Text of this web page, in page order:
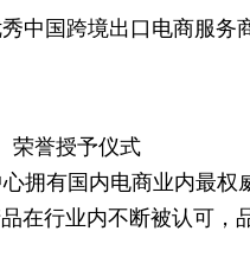
中国跨境出口电商服
荣誉授予仪式
拥有国内电商业内最
在行业内不断被认可，